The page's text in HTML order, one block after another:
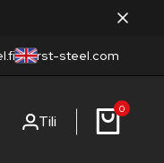
rst-steel.com
Tili
0